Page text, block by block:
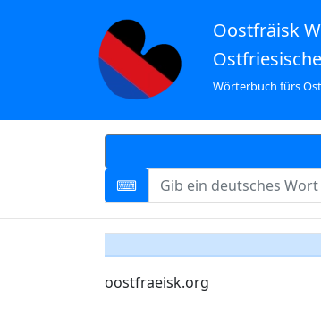
Oostfräisk
Wörterbuch fürs
oostfraeisk.org